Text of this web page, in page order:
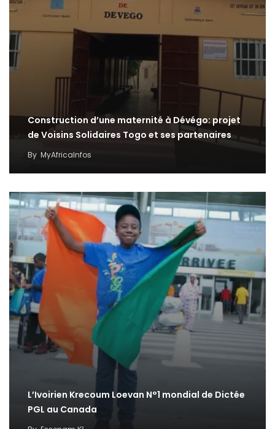
Construction d’une maternité à Dévégo: projet
de Voisins Solidaires Togo et ses partenaires
By MyAfricaInfos
L’Ivoirien Krecoum Loevan N°1 mondial de Dictée
PGL au Canada